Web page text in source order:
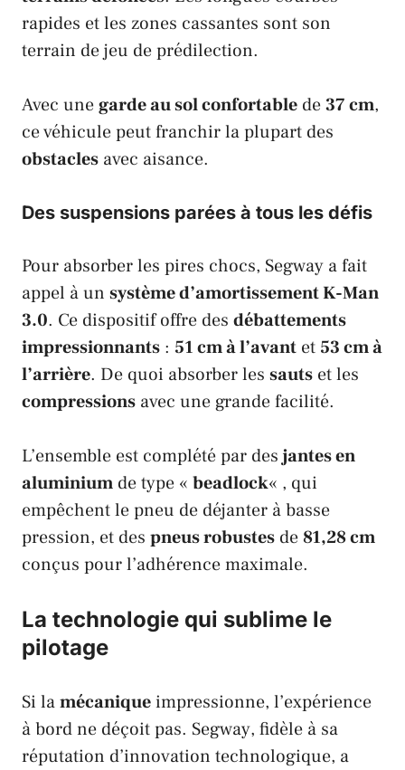
rapides et les zones cassantes sont son
terrain de jeu de prédilection.
Avec unegarde au sol confortable de37 cm,
ce véhicule peut franchir la plupart des
obstacles avec aisance.
Des suspensions parées à tous les défis
Pour absorber les pires chocs, Segway a fait
appel à un système d’amortissement K-Man
3.0. Ce dispositif offre des débattements
impressionnants : 51 cm à l’avant et 53 cm à
l’arrière. De quoi absorber les sauts et les
compressions avec une grande facilité.
L’ensemble est complété par des jantes en
aluminium de type « beadlock« , qui
empêchent le pneu de déjanter à basse
pression, et des pneus robustes de 81,28 cm
conçus pour l’adhérence maximale.
La technologie qui sublime le
pilotage
Si lamécaniqueimpressionne, l’expérience
à bord ne déçoit pas. Segway, fidèle à sa
réputation d’innovation technologique, a